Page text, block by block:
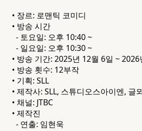
• 장르: 로맨틱 코미디
• 방송 시간
- 토요일: 오후 10:40 ~
- 일요일: 오후 10:30 ~
• 방송 기간: 2025년 12월 6일 ~
• 방송 횟수: 12부작
• 기획: SLL
• 제작사: SLL, 스튜디오스아이엔, 글
• 채널: JTBC
• 제작진
- 연출: 임현욱